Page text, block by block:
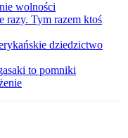
wolności
razy. Tym razem ktoś
dziedzictwo
to pomniki